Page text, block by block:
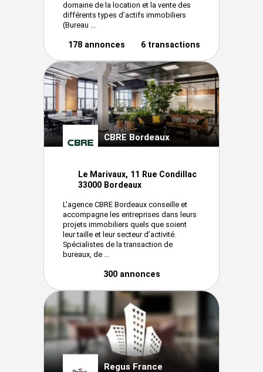
domaine de la location et la vente des
différents types d’actifs immobiliers
(Bureau ...
178 annonces 6 transactions
CBRE Bordeaux
Le Marivaux, 11 Rue Condillac
33000 Bordeaux
L’agence CBRE Bordeaux conseille et
accompagne les entreprises dans leurs
projets immobiliers quels que soient
leur taille et leur secteur d’activité.
Spécialistes de la transaction de
bureaux, de ...
300 annonces
Regus France